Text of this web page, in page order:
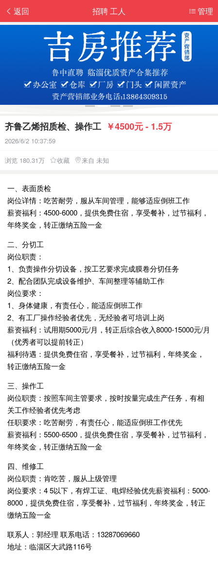
返回 管理
招聘 工人
齐鲁乙烯招质检、操作工 ￥4500元 - 1.5万
2026/6/2 10:37:59
浏览 180.31万 收藏 来自 未知
一、表面质检
岗位详情：吃苦耐劳，服从车间管理，能够适应倒班工作
薪资福利：4500-6000，提供免费住宿，享受餐补，过节福利，
年终奖金，转正缴纳五险一金
二、分切工
岗位职责：
1、负责操作分切设备，按工艺要求完成膜卷分切任务
2、配合团队完成设备维护、车间整理等辅助工作
岗位要求：
1、身体健康，有责任心，能适应倒班工作
2、有工厂操作经验者优先，无经验者可培训上岗
薪资福利：试用期5000元/月，转正后综合收入8000-15000元/月
（优秀者可以提前转正）
福利待遇：提供免费住宿，享受餐补，过节福利，年终奖金，
转正缴纳五险一金
三、操作工
岗位职责：按照车间主管要求，按时按量完成生产任务，有相
关工作经验者优先考虑
任职要求：吃苦耐劳，有责任心，能适应倒班工作优先
薪资福利：5500-6500，提供免费住宿，享受餐补，过节福利，
年终奖金，转正缴纳五险一金
四、维修工
岗位职责：肯吃苦，服从上级管理
岗位要求：4 5以下，有焊工证、电焊经验优先薪资福利：5000-
8000，提供免费住宿，享受餐补，过节福利，年终奖金，转正
缴纳五险一金
联系人：郭经理 联系电话：13287069660
地址：临淄区大武路116号